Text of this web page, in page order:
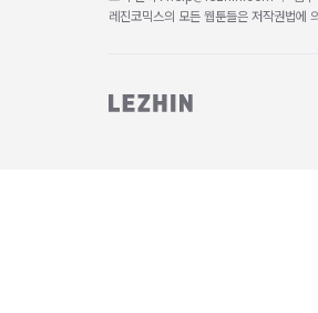
레진코믹스의 모든 웹툰들은 저작권법에